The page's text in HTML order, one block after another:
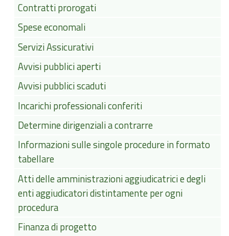
Contratti prorogati
Spese economali
Servizi Assicurativi
Avvisi pubblici aperti
Avvisi pubblici scaduti
Incarichi professionali conferiti
Determine dirigenziali a contrarre
Informazioni sulle singole procedure in formato
tabellare
Atti delle amministrazioni aggiudicatrici e degli
enti aggiudicatori distintamente per ogni
procedura
Finanza di progetto